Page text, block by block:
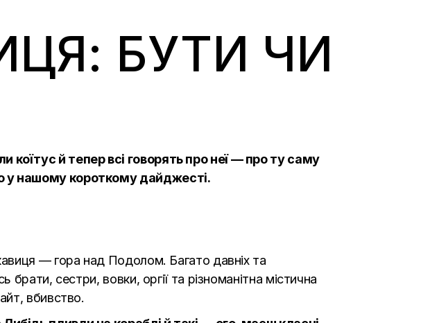
БУТИ ЧИ
коїтус й тепер всі говорять про неї — про ту саму
у нашому короткому дайджесті.
— гора над Подолом. Багато давніх та
сестри, вовки, оргії та різноманітна містична
вбивство.